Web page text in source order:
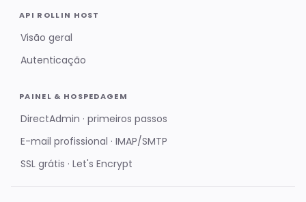
API ROLLIN HOST
Visão geral
Autenticação
PAINEL & HOSPEDAGEM
DirectAdmin · primeiros passos
E-mail profissional · IMAP/SMTP
SSL grátis · Let's Encrypt